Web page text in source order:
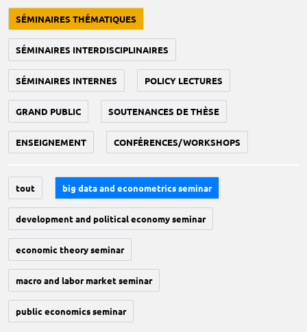
SÉMINAIRES THÉMATIQUES
SÉMINAIRES INTERDISCIPLINAIRES
SÉMINAIRES INTERNES POLICY LECTURES
GRAND PUBLIC SOUTENANCES DE THÈSE
ENSEIGNEMENT CONFÉRENCES/WORKSHOPS
tout big data and econometrics seminar
development and political economy seminar
economic theory seminar
macro and labor market seminar
public economics seminar